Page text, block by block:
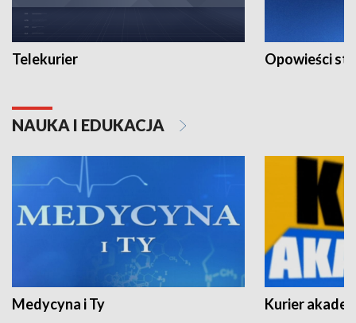
Telekurier Opowieści
NAUKA I EDUKACJA
Medycyna i Ty Kurier